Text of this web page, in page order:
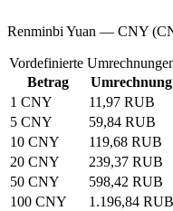
Renminbi Yuan — CNY
Vordefinierte
Betrag
Umrechnung
1 CNY
11,97 RUB
5 CNY
59,84 RUB
10 CNY
119,68 RUB
20 CNY
239,37 RUB
50 CNY
598,42 RUB
100 CNY
1.196,84 RUB